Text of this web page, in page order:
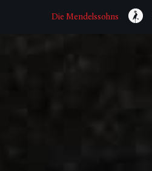
Die Mendelssohns